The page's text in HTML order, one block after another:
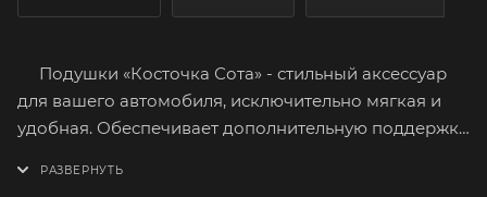
Подушки «Косточка Сота» - стильный аксессуар
для вашего автомобиля, исключительно мягкая и
удобная. Обеспечивает дополнительную поддержку